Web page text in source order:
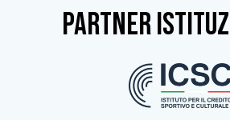
partner